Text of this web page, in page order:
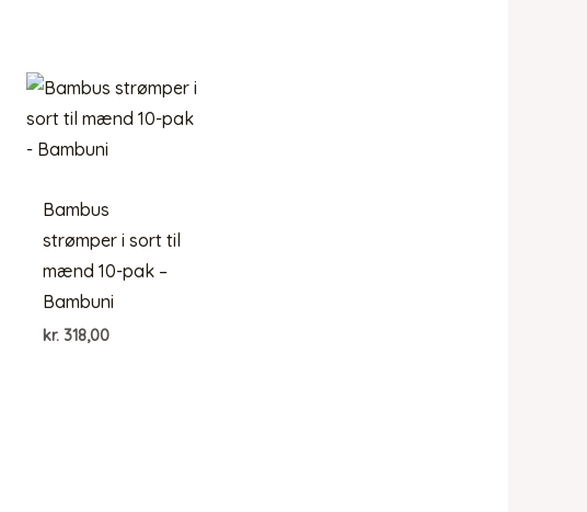
Bambus
strømper i sort til
mænd 10-pak –
Bambuni
kr. 318,00